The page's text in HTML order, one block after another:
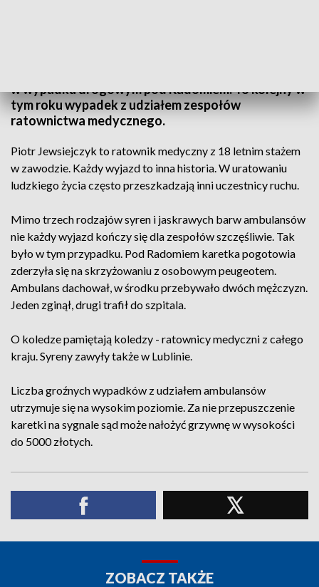
w wypadku drogowym pod Radomiem. To kolejny w
tym roku wypadek z udziałem zespołów
ratownictwa medycznego.
Piotr Jewsiejczyk to ratownik medyczny z 18 letnim stażem
w zawodzie. Każdy wyjazd to inna historia. W uratowaniu
ludzkiego życia często przeszkadzają inni uczestnicy ruchu.
Mimo trzech rodzajów syren i jaskrawych barw ambulansów
nie każdy wyjazd kończy się dla zespołów szczęśliwie. Tak
było w tym przypadku. Pod Radomiem karetka pogotowia
zderzyła się na skrzyżowaniu z osobowym peugeotem.
Ambulans dachował, w środku przebywało dwóch mężczyzn.
Jeden zginął, drugi trafił do szpitala.
O koledze pamiętają koledzy - ratownicy medyczni z całego
kraju. Syreny zawyły także w Lublinie.
Liczba groźnych wypadków z udziałem ambulansów
utrzymuje się na wysokim poziomie. Za nie przepuszczenie
karetki na sygnale sąd może nałożyć grzywnę w wysokości
do 5000 złotych.
ZOBACZ TAKŻE